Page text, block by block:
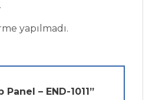
yapılmadı.
– END-1011”